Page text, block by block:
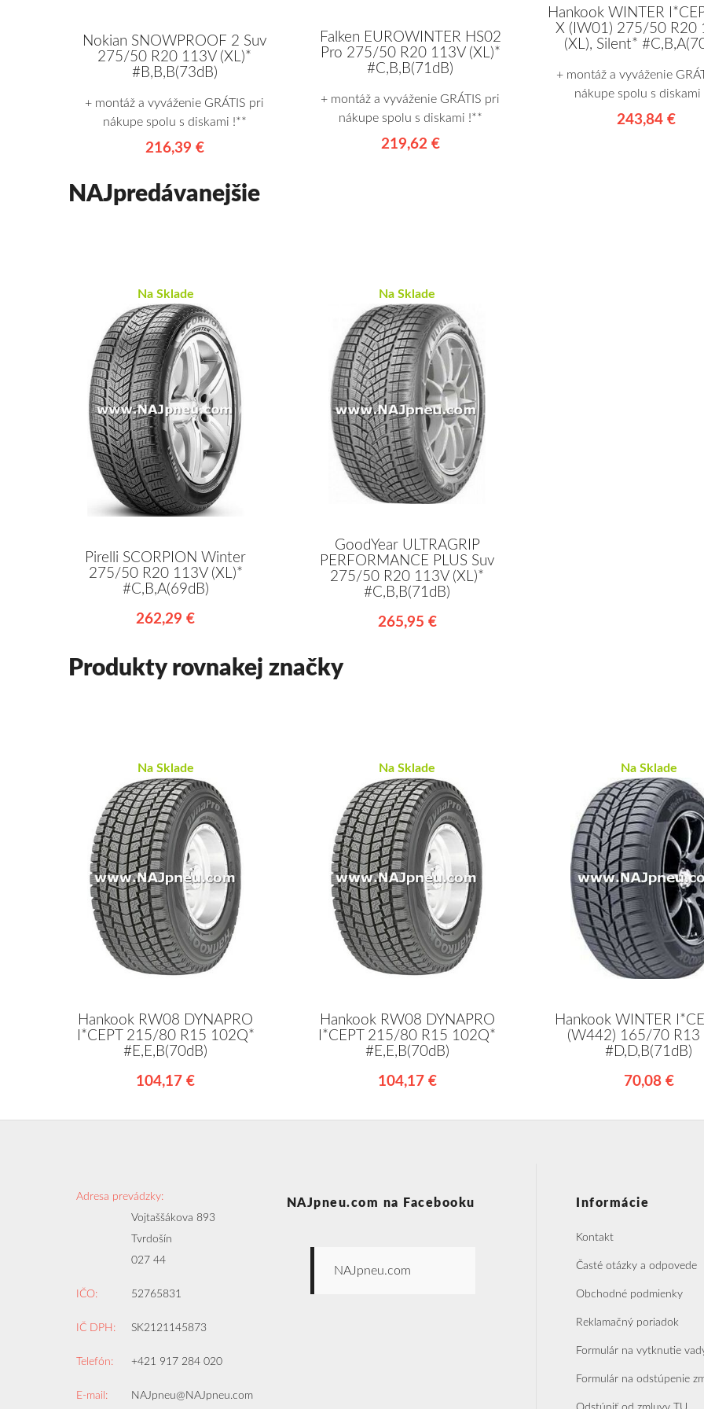
Nokian SNOWPROOF 2 Suv
275/50 R20 113V (XL)*
#B,B,B(73dB)
+ montáž a vyváženie GRÁTIS pri
nákupe spolu s diskami !**
216,39 €
Falken EUROWINTER HS02
Pro 275/50 R20 113V (XL)*
#C,B,B(71dB)
+ montáž a vyváženie GRÁTIS pri
nákupe spolu s diskami !**
219,62 €
Hankook WINTER
X (IW01) 275/50 R20
(XL), Silent*
+ montáž a vyváženie
nákupe spolu s diskami
243,84 €
NAJpredávanejšie
Na Sklade
Pirelli SCORPION Winter
275/50 R20 113V (XL)*
#C,B,A(69dB)
262,29 €
Na Sklade
GoodYear ULTRAGRIP
PERFORMANCE PLUS Suv
275/50 R20 113V (XL)*
#C,B,B(71dB)
265,95 €
Produkty rovnakej značky
Na Sklade
Hankook RW08 DYNAPRO
I*CEPT 215/80 R15 102Q*
#E,E,B(70dB)
104,17 €
Na Sklade
Hankook RW08 DYNAPRO
I*CEPT 215/80 R15 102Q*
#E,E,B(70dB)
104,17 €
Na Sklade
Hankook WINTER
(W442) 165/70 R13
#D,D,B(71dB)
70,08 €
Adresa prevádzky:
Vojtaššákova 893
Tvrdošín
027 44
IČO: 52765831
IČ DPH: SK2121145873
Telefón: +421 917 284 020
E-mail: NAJpneu@NAJpneu.com
NAJpneu.com na Facebooku
NAJpneu.com
Informácie
Kontakt
Časté otázky a odpovede
Obchodné podmienky
Reklamačný poriadok
Formulár na vytknutie
Formulár na odstúpenie